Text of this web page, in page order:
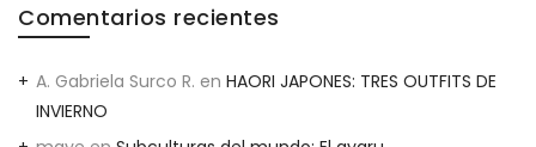
Comentarios recientes
A. Gabriela Surco R. en HAORI JAPONES: TRES OUTFITS DE
INVIERNO